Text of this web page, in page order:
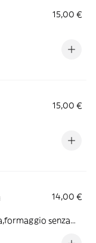
15,00 €
15,00 €
14,00 €
senza